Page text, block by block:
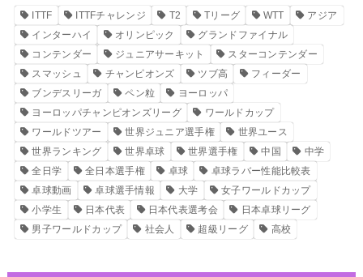
ITTF ITTFチャレンジ T2 Tリーグ WTT
アジア
インターハイ
オリンピック
グランドファイナル
コンテンダー
ジュニアサーキット
スターコンテンダー
スマッシュ
チャンピオンズ ツブ高
フィーダー
ブンデスリーガ
ペン粒
ヨーロッパ
ヨーロッパチャンピオンズリーグ
ワールドカップ
ワールドツアー
世界ジュニア選手権
世界ユース
世界ランキング
世界卓球 世界選手権 中国
中学
全日学
全日本選手権 卓球
卓球ラバー性能比較表
卓球動画
卓球選手情報 大学
女子ワールドカップ
小学生
日本代表 日本代表選考会
日本卓球リーグ
男子ワールドカップ
社会人 超級リーグ 高校